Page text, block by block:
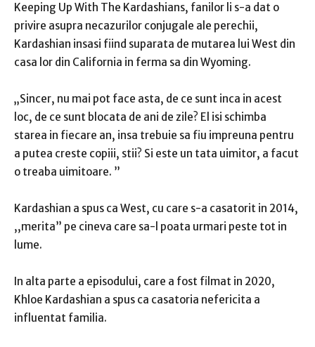
Keeping Up With The Kardashians, fanilor li s-a dat o
privire asupra necazurilor conjugale ale perechii,
Kardashian insasi fiind suparata de mutarea lui West din
casa lor din California in ferma sa din Wyoming.
„Sincer, nu mai pot face asta, de ce sunt inca in acest
loc, de ce sunt blocata de ani de zile? El isi schimba
starea in fiecare an, insa trebuie sa fiu impreuna pentru
a putea creste copiii, stii? Si este un tata uimitor, a facut
o treaba uimitoare. ”
Kardashian a spus ca West, cu care s-a casatorit in 2014,
,,merita” pe cineva care sa-l poata urmari peste tot in
lume.
In alta parte a episodului, care a fost filmat in 2020,
Khloe Kardashian a spus ca casatoria nefericita a
influentat familia.